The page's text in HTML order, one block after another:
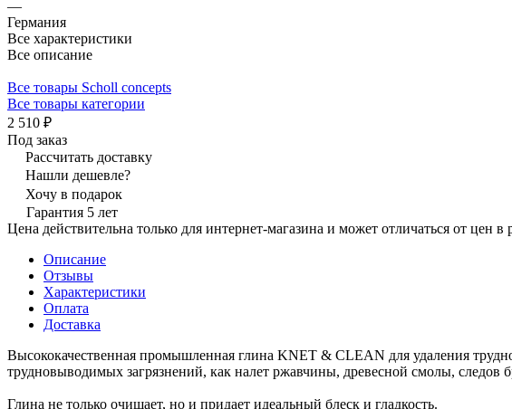
—
Германия
Все характеристики
Все описание
Все товары Scholl concepts
Все товары категории
2 510 ₽
Под заказ
Рассчитать доставку
Нашли дешевле?
Хочу в подарок
Гарантия 5 лет
Цена действительна только для интернет-магазина и может отличаться от цен
Описание
Отзывы
Характеристики
Оплата
Доставка
Высококачественная промышленная глина KNET & CLEAN для удаления
трудновыводимых загрязнений, как налет ржавчины, древесной смолы, следов
Глина не только очищает, но и придает идеальный блеск и гладкость.